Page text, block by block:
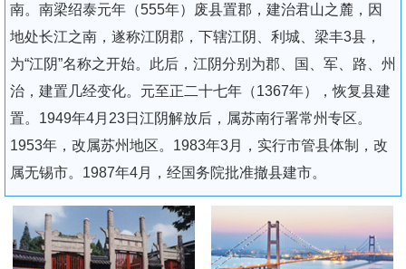
南。南梁绍泰元年（555年）废县置郡，建治君山之麓，因
地处长江之南，遂称江阴郡，下辖江阴、利城、梁丰3县，
为“江阴”名称之开始。此后，江阴分别为郡、国、军、路、州
治，建置几经变化。元至正二十七年（1367年），恢复县建
置。1949年4月23日江阴解放后，属苏南行署常州专区。
1953年，改属苏州地区。1983年3月，实行市管县体制，改
属无锡市。1987年4月，经国务院批准撤县建市。